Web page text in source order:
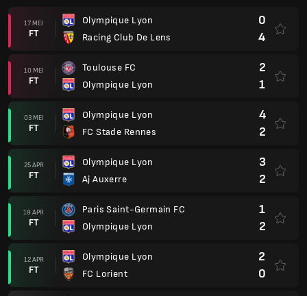
17 MEI
FT
Olympique Lyon
Racing Club De Lens
0
4
10 MEI
FT
Toulouse FC
Olympique Lyon
2
1
03 MEI
FT
Olympique Lyon
FC Stade Rennes
4
2
25 APR
FT
Olympique Lyon
Aj Auxerre
3
2
19 APR
FT
Paris Saint-Germain FC
Olympique Lyon
1
2
12 APR
FT
Olympique Lyon
FC Lorient
2
0